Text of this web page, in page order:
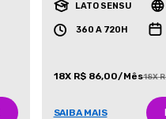
LATO SENSU
360 A 720H
18X R$ 86,00/Mês18X
SAIBA MAIS